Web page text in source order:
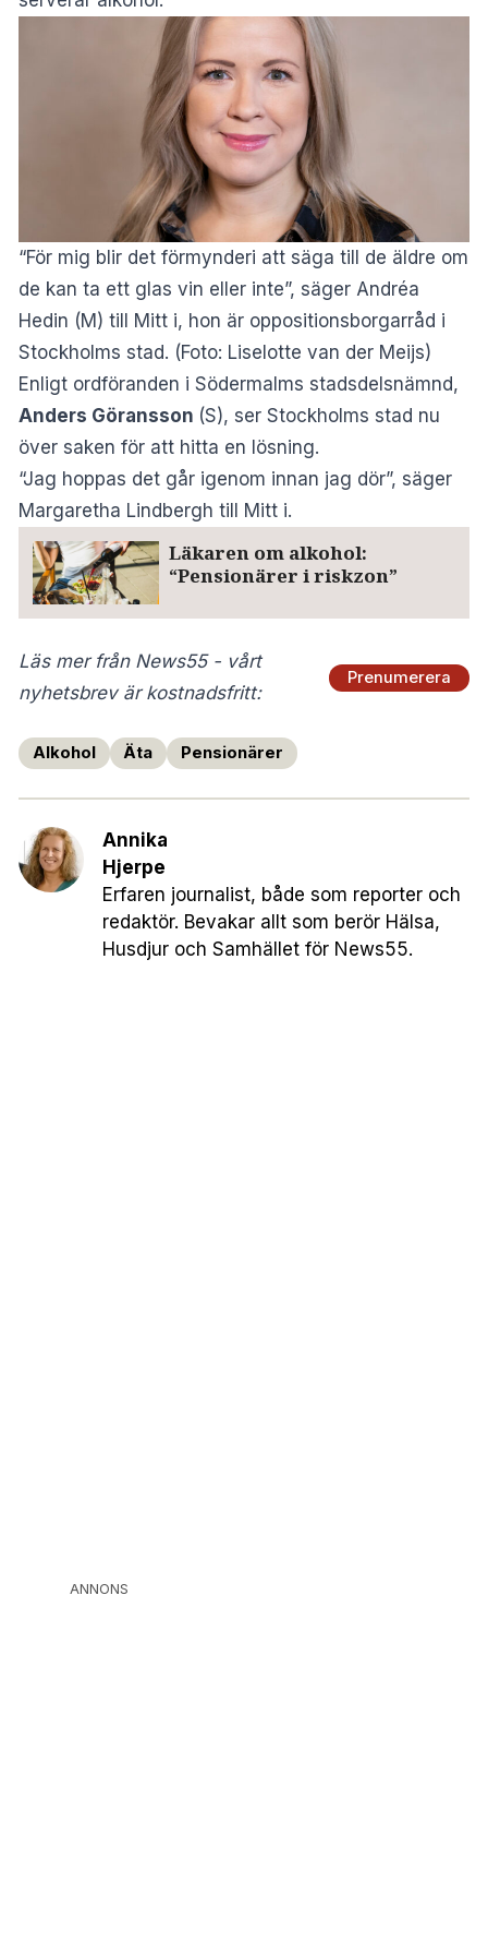
“För mig blir det förmynderi att säga till de äldre om
de kan ta ett glas vin eller inte”, säger Andréa
Hedin (M) till Mitt i, hon är oppositionsborgarråd i
Stockholms stad. (Foto: Liselotte van der Meijs)
Enligt ordföranden i Södermalms stadsdelsnämnd,
Anders Göransson (S), ser Stockholms stad nu
över saken för att hitta en lösning.
“Jag hoppas det går igenom innan jag dör”, säger
Margaretha Lindbergh till Mitt i.
Läkaren om alkohol:
“Pensionärer i riskzon”
Läs mer från News55 - vårt
nyhetsbrev är kostnadsfritt:
Prenumerera
Alkohol Äta Pensionärer
Annika
Hjerpe
Erfaren journalist, både som reporter och
redaktör. Bevakar allt som berör Hälsa,
Husdjur och Samhället för News55.
ANNONS